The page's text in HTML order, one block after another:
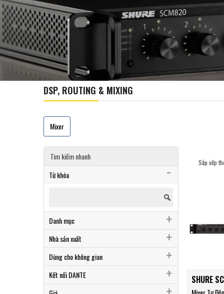
DSP, ROUTING & MIXING
Mixer
Tìm kiếm nhanh
Từ khóa
Danh mục
MIXER
Nhà sản xuất
Shure
Dùng cho không gian
Phòng họp
Kết nối DANTE
Sắp xếp
SHURE